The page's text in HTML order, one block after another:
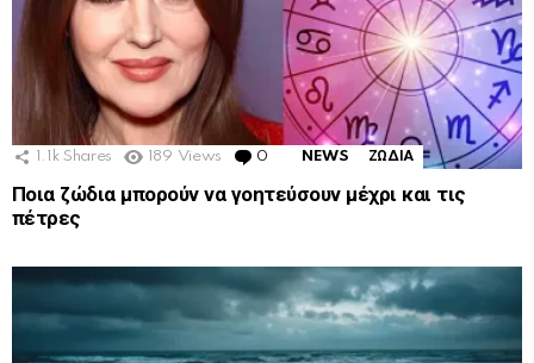
1.1k Shares 189 Views 0 Comments
NEWS ΖΩΔΙΑ
Ποια ζώδια μπορούν να γοητεύσουν μέχρι και τις
πέτρες